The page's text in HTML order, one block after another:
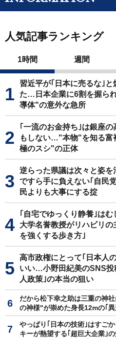
人気記事ランキング
1時間 週間
習近平が｢日本に売るな｣と
た…日本企業に6割を握ら
導体"の意外な急所
｢一流のお金持ち｣は銀座の
もしない…"本物"を知る富
極のスシ"の正体
逆らった県議は次々と姿
ですら手に負えない｢自民
民よりも大事にする掟
｢自宅でゆっくり静養｣は
大学名誉教授がリハビリの
を強くする歩き方｣
高市政権にとって｢日本人
いい…小野田紀美のSNS投
人政策｣の本当の狙い
だから松下幸之助は三重の神
の神様"が崇めた身長12mの｢
やっぱり｢日本の技術｣はすご
キーが熱望する｢超巨大企業｣